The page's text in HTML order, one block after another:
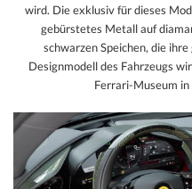
wird. Die exklusiv für dieses
gebürstetes Metall auf
schwarzen Speichen, die
Designmodell des Fahrzeugs
Ferrari-Museum